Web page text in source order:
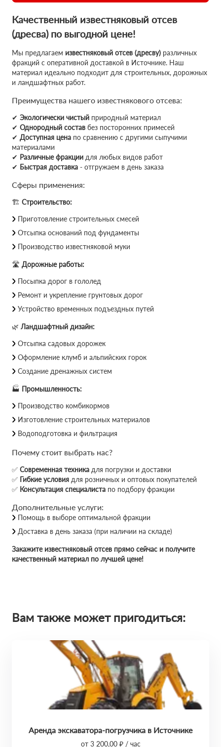
Качественный известняковый отсев
(дресва) по выгодной цене!
Мы предлагаем известняковый отсев (дресву) различных
фракций с оперативной доставкой в Источнике. Наш
материал идеально подходит для строительных, дорожных
и ландшафтных работ.
Преимущества нашего известнякового отсева:
✔ Экологически чистый природный материал
✔ Однородный состав без посторонних примесей
✔ Доступная цена по сравнению с другими сыпучими
материалами
✔ Различные фракции для любых видов работ
✔ Быстрая доставка - отгружаем в день заказа
Сферы применения:
🏗 Строительство:
Приготовление строительных смесей
Отсыпка оснований под фундаменты
Производство известняковой муки
🛣 Дорожные работы:
Посыпка дорог в гололед
Ремонт и укрепление грунтовых дорог
Устройство временных подъездных путей
🌿 Ландшафтный дизайн:
Отсыпка садовых дорожек
Оформление клумб и альпийских горок
Создание дренажных систем
🏭 Промышленность:
Производство комбикормов
Изготовление строительных материалов
Водоподготовка и фильтрация
Почему стоит выбрать нас?
✅ Современная техника для погрузки и доставки
✅ Гибкие условия для розничных и оптовых покупателей
✅ Консультация специалиста по подбору фракции
Дополнительные услуги:
Помощь в выборе оптимальной фракции
Доставка в день заказа (при наличии на складе)
Закажите известняковый отсев прямо сейчас и получите
качественный материал по лучшей цене!
Вам также может пригодиться:
Аренда экскаватора-погрузчика в Источнике
от 3 200,00 ₽ / час